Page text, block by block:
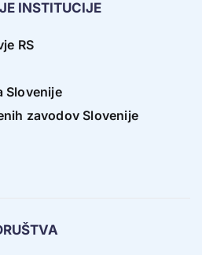
INSTITUCIJE
RS
Slovenije
zavodov Slovenije